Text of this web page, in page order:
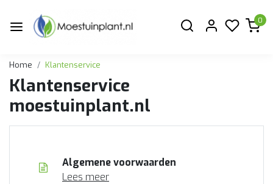
0
Home Klantenservice
Klantenservice
moestuinplant.nl
Algemene voorwaarden
Lees meer